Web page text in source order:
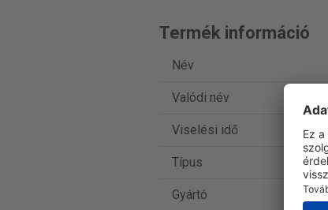
Termék információ
Név
Valódi név
Viselési idő
Típus
Gyártó